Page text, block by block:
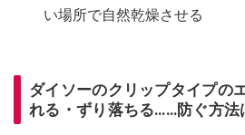
い場所で自然乾燥させる
ダイソーのクリップタイプの
れる・ずり落ちる……防ぐ方法